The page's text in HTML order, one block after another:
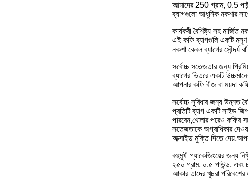
আমাদের 250 গ্রাম, 0.5
ব্যাগগুলো আধুনিক নকশার
কার্যকরী বৈশিষ্ট্য সহ মার্জিত
এই কফি ব্যাগগুলি একটি মসৃণ
নকশা কেবল ব্যাগের সৌন্দর্য
সর্বোচ্চ সতেজতার জন্য
ব্যাগের ভিতরে একটি
আপনার কফি বীজ বা ময়দা
সর্বোচ্চ সুবিধার জন্য উন্নত
প্রতিটি ব্যাগ একটি সাইড
পারবেন,খোলার পরেও কফির
সতেজতাকে অগ্রাধিকার
অক্সাইড মুক্তি দিতে
বহুমুখী প্যাকেজিংয়ের জন্য
২৫০ গ্রাম, ০.৫ পাউন্ড, এবং
আকার তাদের খুচরা